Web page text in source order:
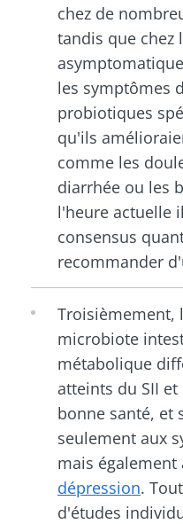
chez de
tandis que chez
les symptômes
probiotiques
qu'ils
comme les
diarrhée ou les
l'heure actuelle
consensus
recommander
Troisièmement,
microbiote
métabolique
atteints du SII
bonne santé, et
seulement aux
mais également
dépression.
d'études